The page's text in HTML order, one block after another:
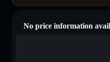
No price information